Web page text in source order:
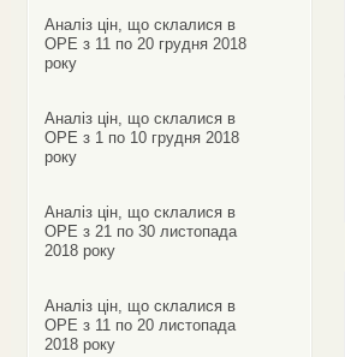
Аналіз цін, що склалися в
ОРЕ з 11 по 20 грудня 2018
року
Аналіз цін, що склалися в
ОРЕ з 1 по 10 грудня 2018
року
Аналіз цін, що склалися в
ОРЕ з 21 по 30 листопада
2018 року
Аналіз цін, що склалися в
ОРЕ з 11 по 20 листопада
2018 року